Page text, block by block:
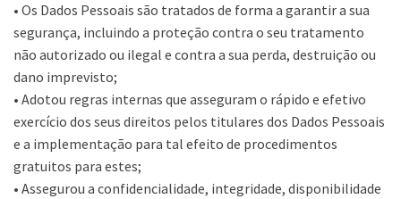
• Os Dados Pessoais são tratados de forma a garantir a sua
segurança, incluindo a proteção contra o seu tratamento
não autorizado ou ilegal e contra a sua perda, destruição ou
dano imprevisto;
• Adotou regras internas que asseguram o rápido e efetivo
exercício dos seus direitos pelos titulares dos Dados Pessoais
e a implementação para tal efeito de procedimentos
gratuitos para estes;
• Assegurou a confidencialidade, integridade, disponibilidade